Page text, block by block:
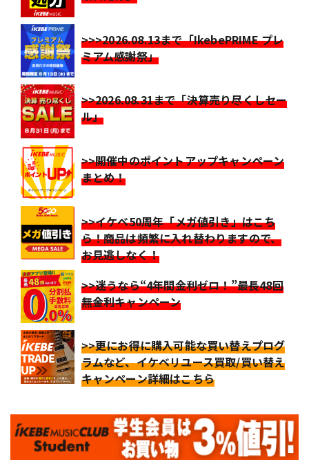
>>>2026.08.13まで「IkebePRIME プレ
ミアム感謝祭」
>>2026.08.31まで「決算売り尽くしセー
ル」
>>開催中のポイントアップキャンペーン
まとめ！
>>イケベ50周年「メガ値引き」はこち
ら！商品は頻繁に入れ替わりますので、
お見逃しなく！
>>迷うなら“4年間金利ゼロ！”最長48回
無金利キャンペーン
>>更にお得に購入可能な買い替えプログ
ラムなど、イケベリユース買取/買い替え
キャンペーン詳細はこちら